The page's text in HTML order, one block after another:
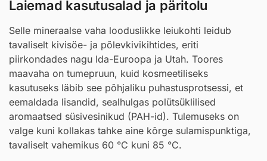
Laiemad kasutusalad ja päritolu
Selle mineraalse vaha looduslikke leiukohti leidub
tavaliselt kivisöe- ja põlevkivikihtides, eriti
piirkondades nagu Ida-Euroopa ja Utah. Toores
maavaha on tumepruun, kuid kosmeetiliseks
kasutuseks läbib see põhjaliku puhastusprotsessi, et
eemaldada lisandid, sealhulgas polütsüklilised
aromaatsed süsivesinikud (PAH-id). Tulemuseks on
valge kuni kollakas tahke aine kõrge sulamispunktiga,
tavaliselt vahemikus 60 °C kuni 85 °C.